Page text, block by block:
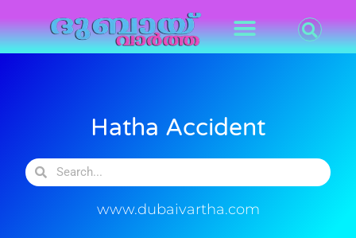
Hatha Accident
www.dubaivartha.com